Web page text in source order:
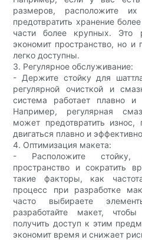
размеров, расположите
предотвратить хранение
части более крупных. Это
экономит пространство, но и
легко доступны.
3. Регулярное обслуживание:
- Держите стойку для
регулярной очисткой и
система работает плавно
Например, регулярная
может предотвратить износ,
двигаться плавно и
4. Оптимизация макета:
- Расположите стойку,
пространство и сократить
такие факторы, как
процесс при разработке
часто выбираете
разработайте макет,
получить доступ к этим
экономит время и снижает